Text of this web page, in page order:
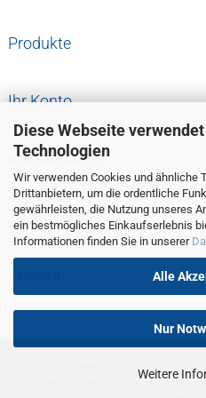
Diese Webseite
Technologien
Wir verwenden Cookies und ähnliche
Drittanbietern, um die ordentliche
gewährleisten, die Nutzung unseres
ein bestmögliches Einkaufserlebnis
Informationen finden Sie in unserer
Alle
Nur
Weitere
Produkte
Ihr Konto
Kontaktdaten
Zahlung
mit